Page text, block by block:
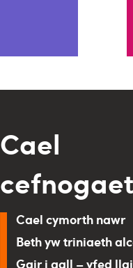
Cael
Cael cymorth nawr
Beth yw triniaeth
Gair i gall – yfed llai